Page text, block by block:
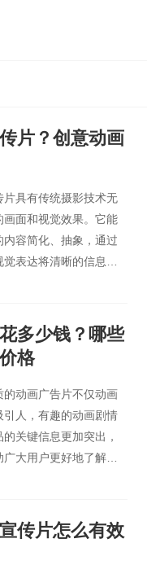
片？创意动画
片具有传统摄影技术无
画面和视觉效果。它能
内容简化、抽象，通过
表达将清晰的信息传
视觉冲击力，从视觉到
众不一样的感觉，能抓
球。
多少钱？哪些
格
的动画广告片不仅动画
引人，有趣的动画剧情
关键信息更加突出，
大用户更好地了解产
广告片小编带您了解在
动画广告片制作的行
传片怎么有效